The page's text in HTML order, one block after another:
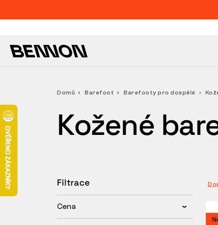
Domů Barefoot Barefooty pro dospělé
Kožené
Filtrace
Cena